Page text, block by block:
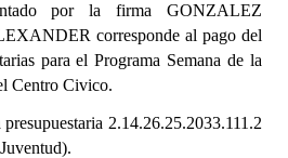
por la firma GONZALEZ
corresponde al pago del
para el Programa Semana de la
Centro Civico.
2.14.26.25.2033.111.2